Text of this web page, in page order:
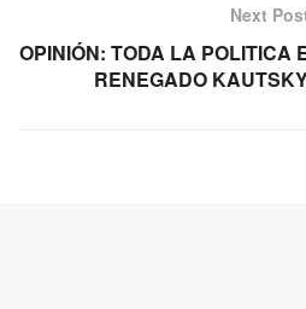
Next
OPINIÓN: TODA LA POLITICA
RENEGADO